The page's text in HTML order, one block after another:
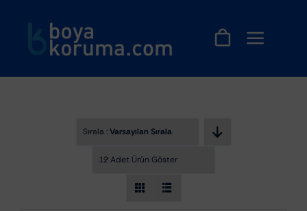
Sırala :Varsayılan Sıralama
12 Adet Ürün Göster